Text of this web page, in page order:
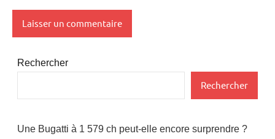
Rechercher
Rechercher
Une Bugatti à 1 579 ch peut-elle encore surprendre ?